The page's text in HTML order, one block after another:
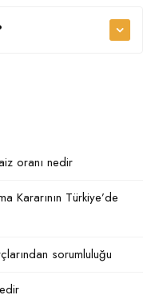
oranı nedir
Kararının Türkiye’de
sorumluluğu